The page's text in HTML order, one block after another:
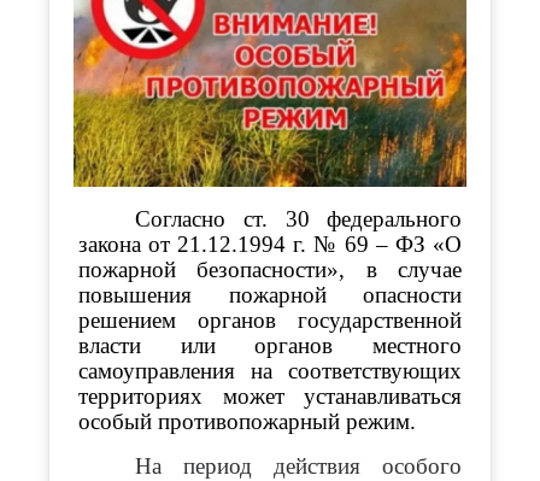
Согласно ст. 30 федерального
закона от 21.12.1994 г. № 69 – ФЗ «О
пожарной безопасности», в случае
повышения пожарной опасности
решением органов государственной
власти или органов местного
самоуправления на соответствующих
территориях может устанавливаться
особый противопожарный режим.
На период действия особого